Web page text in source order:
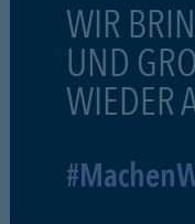
WIR
UND
WIEDER